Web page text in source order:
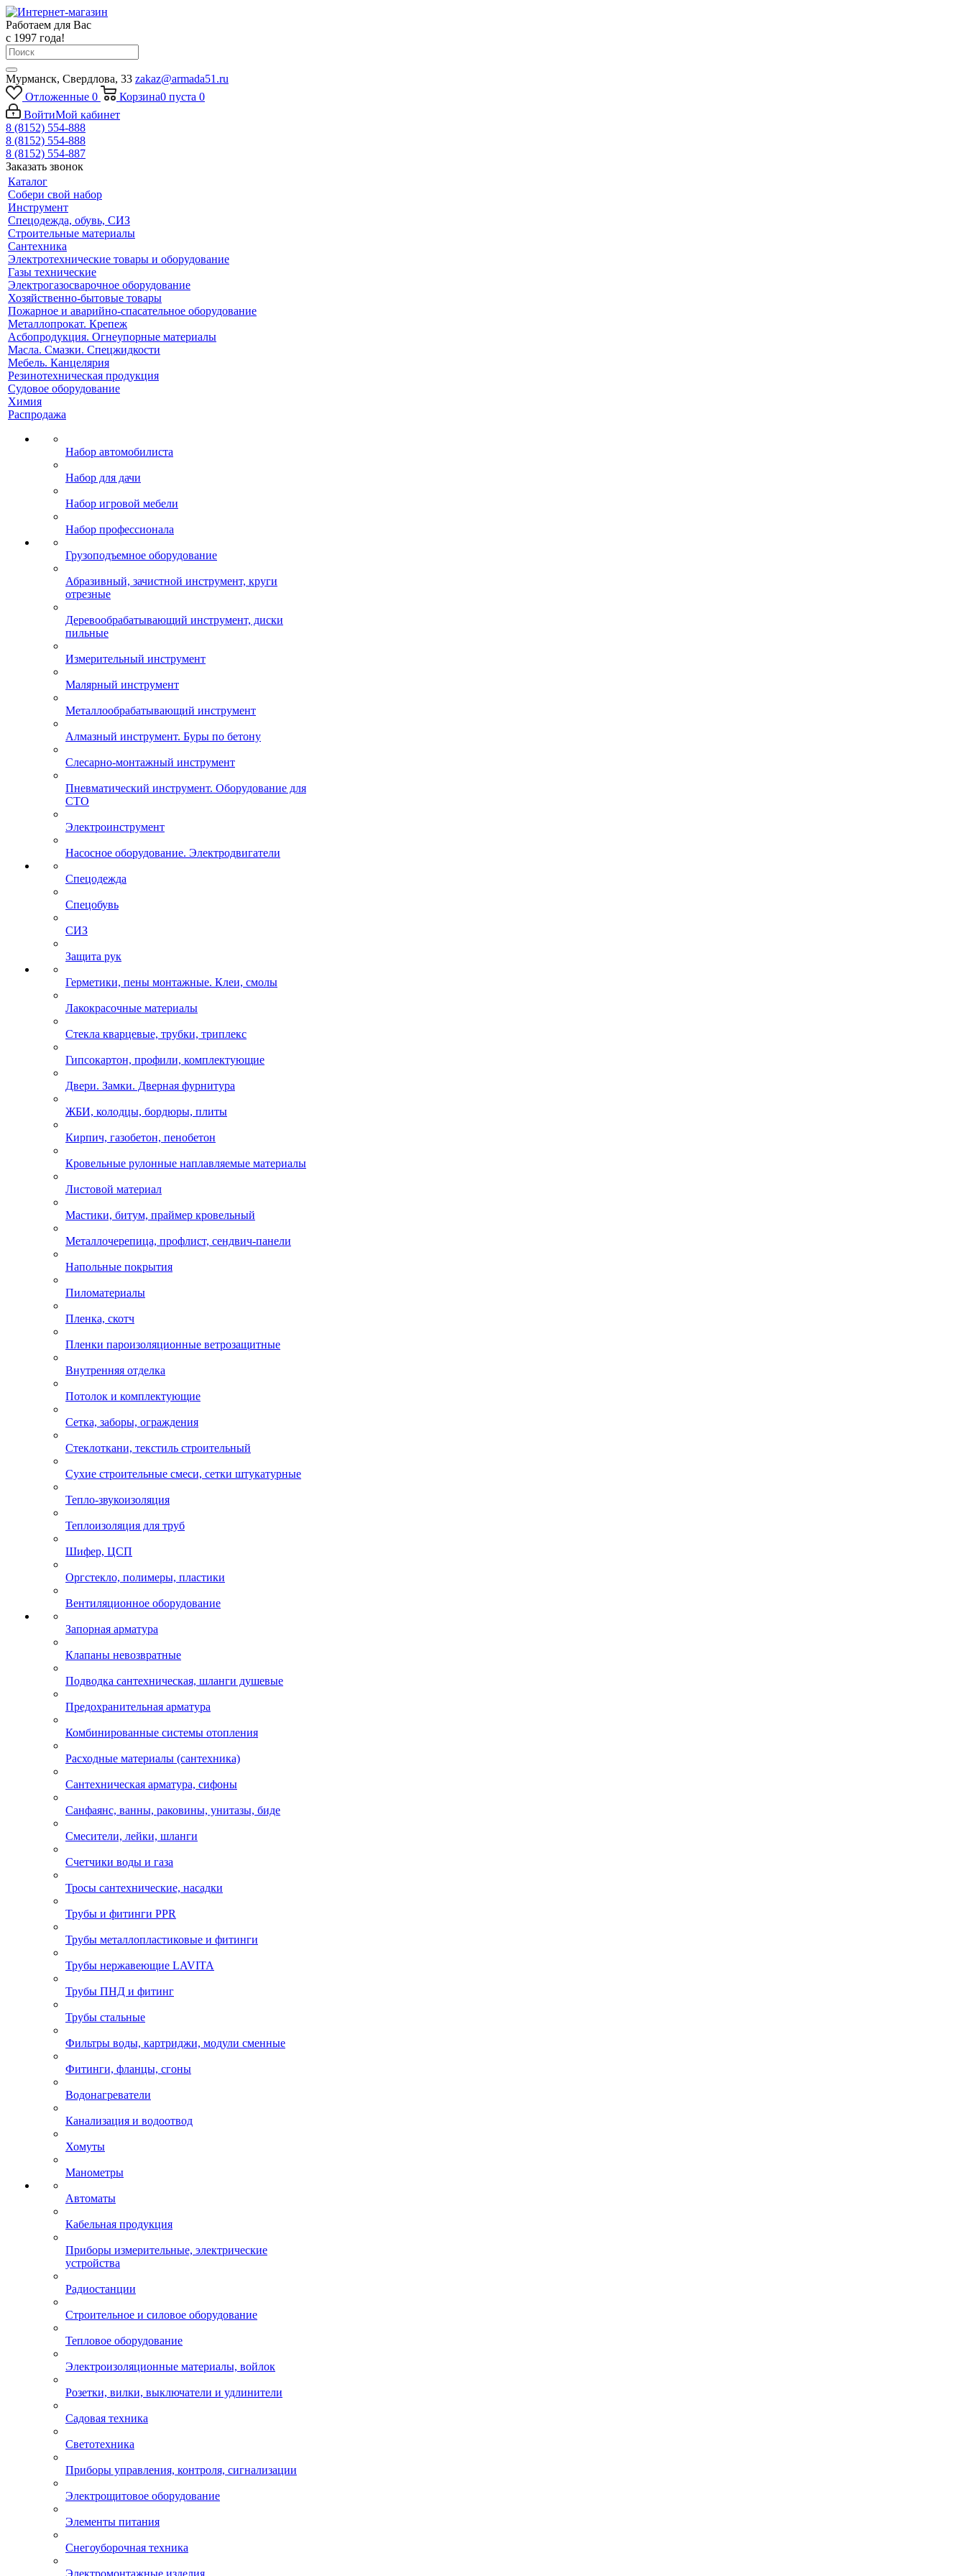
Работаем для Вас
с 1997 года!
Мурманск, Свердлова, 33 zakaz@armada51.ru
Отложенные 0 Корзина0 пуста 0
ВойтиМой кабинет
8 (8152) 554-888
8 (8152) 554-888
8 (8152) 554-887
Заказать звонок
Каталог
Собери свой набор
Инструмент
Спецодежда, обувь, СИЗ
Строительные материалы
Сантехника
Электротехнические товары и оборудование
Газы технические
Электрогазосварочное оборудование
Хозяйственно-бытовые товары
Пожарное и аварийно-спасательное оборудование
Металлопрокат. Крепеж
Асбопродукция. Огнеупорные материалы
Масла. Смазки. Спецжидкости
Мебель. Канцелярия
Резинотехническая продукция
Судовое оборудование
Химия
Распродажа
Набор автомобилиста
Набор для дачи
Набор игровой мебели
Набор профессионала
Грузоподъемное оборудование
Абразивный, зачистной инструмент, круги
отрезные
Деревообрабатывающий инструмент, диски
пильные
Измерительный инструмент
Малярный инструмент
Металлообрабатывающий инструмент
Алмазный инструмент. Буры по бетону
Слесарно-монтажный инструмент
Пневматический инструмент. Оборудование для
СТО
Электроинструмент
Насосное оборудование. Электродвигатели
Спецодежда
Спецобувь
СИЗ
Защита рук
Герметики, пены монтажные. Клеи, смолы
Лакокрасочные материалы
Стекла кварцевые, трубки, триплекс
Гипсокартон, профили, комплектующие
Двери. Замки. Дверная фурнитура
ЖБИ, колодцы, бордюры, плиты
Кирпич, газобетон, пенобетон
Кровельные рулонные наплавляемые материалы
Листовой материал
Мастики, битум, праймер кровельный
Металлочерепица, профлист, сендвич-панели
Напольные покрытия
Пиломатериалы
Пленка, скотч
Пленки пароизоляционные ветрозащитные
Внутренняя отделка
Потолок и комплектующие
Сетка, заборы, ограждения
Стеклоткани, текстиль строительный
Сухие строительные смеси, сетки штукатурные
Тепло-звукоизоляция
Теплоизоляция для труб
Шифер, ЦСП
Оргстекло, полимеры, пластики
Вентиляционное оборудование
Запорная арматура
Клапаны невозвратные
Подводка сантехническая, шланги душевые
Предохранительная арматура
Комбинированные системы отопления
Расходные материалы (сантехника)
Сантехническая арматура, сифоны
Санфаянс, ванны, раковины, унитазы, биде
Смесители, лейки, шланги
Счетчики воды и газа
Тросы сантехнические, насадки
Трубы и фитинги PPR
Трубы металлопластиковые и фитинги
Трубы нержавеющие LAVITA
Трубы ПНД и фитинг
Трубы стальные
Фильтры воды, картриджи, модули сменные
Фитинги, фланцы, сгоны
Водонагреватели
Канализация и водоотвод
Хомуты
Манометры
Автоматы
Кабельная продукция
Приборы измерительные, электрические
устройства
Радиостанции
Строительное и силовое оборудование
Тепловое оборудование
Электроизоляционные материалы, войлок
Розетки, вилки, выключатели и удлинители
Садовая техника
Светотехника
Приборы управления, контроля, сигнализации
Электрощитовое оборудование
Элементы питания
Снегоуборочная техника
Электромонтажные изделия